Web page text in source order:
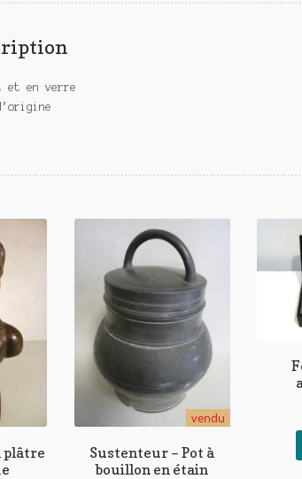
et en verre
plâtre
vendu
Sustenteur – Pot à
bouillon en étain